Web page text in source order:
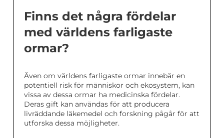
Finns det några fördelar
med världens farligaste
ormar?
Även om världens farligaste ormar innebär en
potentiell risk för människor och ekosystem, kan
vissa av dessa ormar ha medicinska fördelar.
Deras gift kan användas för att producera
livräddande läkemedel och forskning pågår för att
utforska dessa möjligheter.